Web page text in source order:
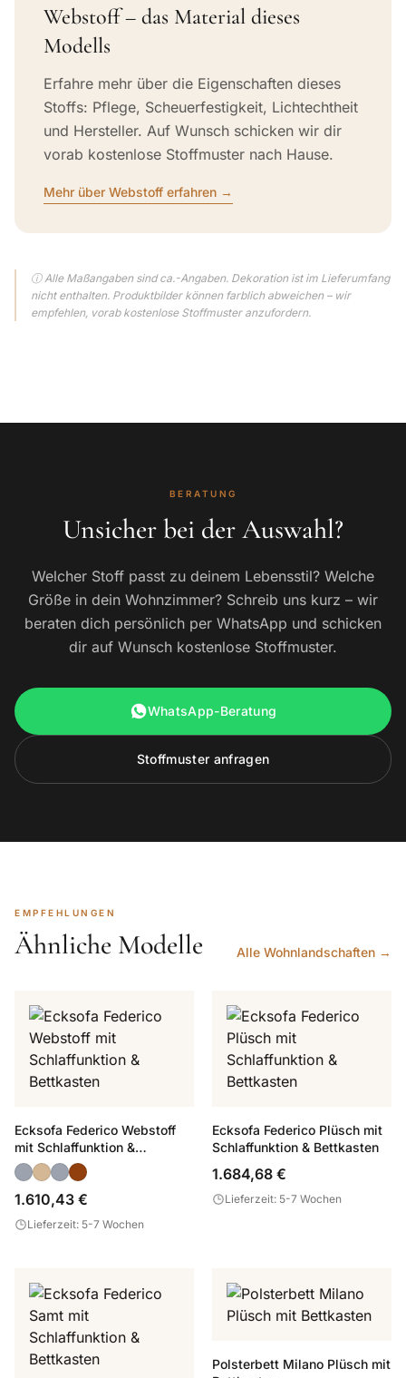
Webstoff – das Material dieses
Modells
Erfahre mehr über die Eigenschaften dieses
Stoffs: Pflege, Scheuerfestigkeit, Lichtechtheit
und Hersteller. Auf Wunsch schicken wir dir
vorab kostenlose Stoffmuster nach Hause.
Mehr über Webstoff erfahren →
ⓘ Alle Maßangaben sind ca.-Angaben. Dekoration ist im Lieferumfang
nicht enthalten. Produktbilder können farblich abweichen – wir
empfehlen, vorab kostenlose Stoffmuster anzufordern.
BERATUNG
Unsicher bei der Auswahl?
Welcher Stoff passt zu deinem Lebensstil? Welche
Größe in dein Wohnzimmer? Schreib uns kurz – wir
beraten dich persönlich per WhatsApp und schicken
dir auf Wunsch kostenlose Stoffmuster.
WhatsApp-Beratung
Stoffmuster anfragen
EMPFEHLUNGEN
Ähnliche Modelle Alle Wohnlandschaften →
Ecksofa Federico Webstoff
mit Schlaffunktion &
Bettkasten
1.610,43 €
Lieferzeit: 5-7 Wochen
Ecksofa Federico Plüsch mit
Schlaffunktion & Bettkasten
1.684,68 €
Lieferzeit: 5-7 Wochen
Polsterbett Milano Plüsch mit